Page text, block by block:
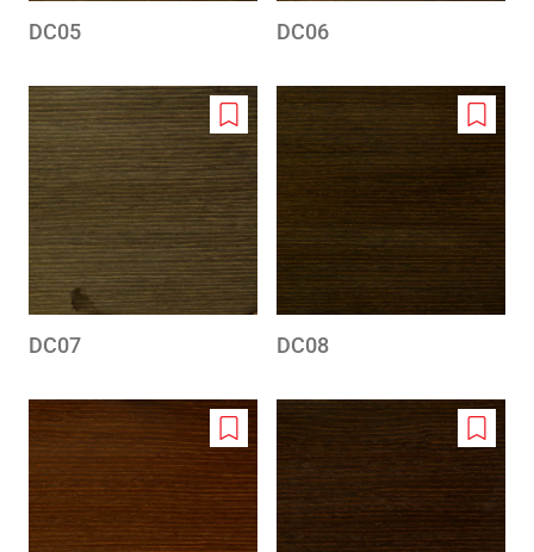
DC05 DC06
Add
to
wishlist
DC07
Add
to
DC08
Add
to
wishlist
Add
to